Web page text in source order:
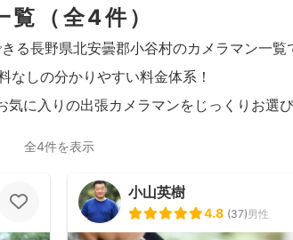
覧
（全4件）
る長野県北安曇郡小谷村のカメラマン一覧
なしの分かりやすい料金体系！
に入りの出張カメラマンをじっくりお選び
全4件を表示
小山英樹
4.8 (37)男性